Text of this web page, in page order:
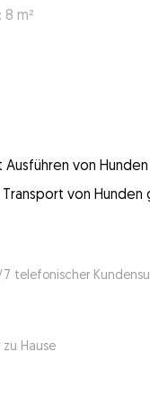
m²
von Hunden
von
telefonischer
Hause